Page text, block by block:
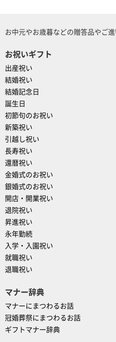
お中元やお歳暮などの贈答品やご
お祝いギフト
出産祝い
結婚祝い
結婚記念日
誕生日
初節句のお祝い
新築祝い
引越し祝い
長寿祝い
還暦祝い
金婚式のお祝い
銀婚式のお祝い
開店・開業祝い
退院祝い
昇進祝い
永年勤続
入学・入園祝い
就職祝い
退職祝い
マナー辞典
マナーにまつわるお話
冠婚葬祭にまつわるお話
ギフトマナー辞典